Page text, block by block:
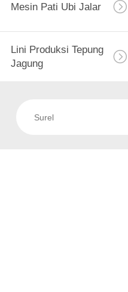
Mesin Pati Ubi Jalar
Lini Produksi Tepung
Jagung